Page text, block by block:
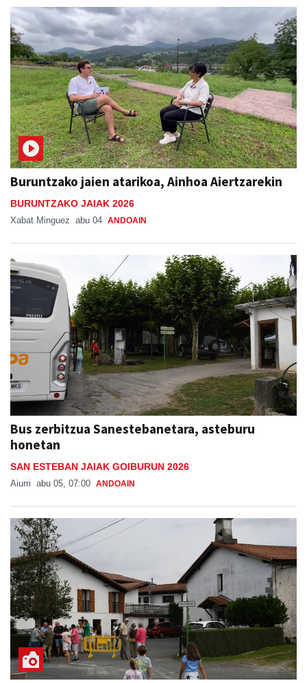
Buruntzako jaien atarikoa, Ainhoa Aiertzarekin
BURUNTZAKO JAIAK 2026
Xabat Minguez abu 04 ANDOAIN
Bus zerbitzua Sanestebanetara, asteburu
honetan
SAN ESTEBAN JAIAK GOIBURUN 2026
Aiurri abu 05, 07:00 ANDOAIN